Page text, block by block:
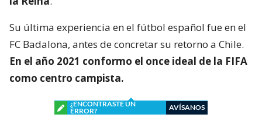
Su última experiencia en el fútbol español fue en el
FC Badalona, antes de concretar su retorno a Chile.
En el año 2021 conformo el once ideal de la FIFA
como centro campista.
¿ENCONTRASTE UN
ERROR?
AVÍSANOS